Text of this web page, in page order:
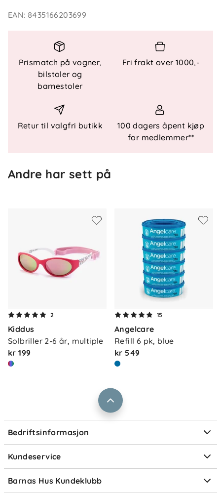
UV-stråler. Beregnet for barn i alderen 2–6 år.
Spesielle funksjoner
Fleksibel konstruksjon
Elastisk bånd
UV400-beskyttelse
Dinosaurmotiv
Marineblå farge
EAN: 8435166203699
Prismatch på vogner,
bilstoler og
barnestoler
Fri frakt over 1000,-
Retur til valgfri butikk
100 dagers åpent kjøp
for medlemmer**
Andre har sett på
2
Kiddus
Solbriller 2-6 år, multiple
kr 199
15
Angelcare
Refill 6 pk, blue
kr 549
Bedriftsinformasjon
Våre butikker
Vårt samfunnsansvar
Størrelsesguider
Kundeservice
Kontakt oss
Frakt og levering
Retur og reklamasjon
Ofte stilte spørsmål
Om Klarna
Barnas Hus Kundeklubb
Medlemsvilkår